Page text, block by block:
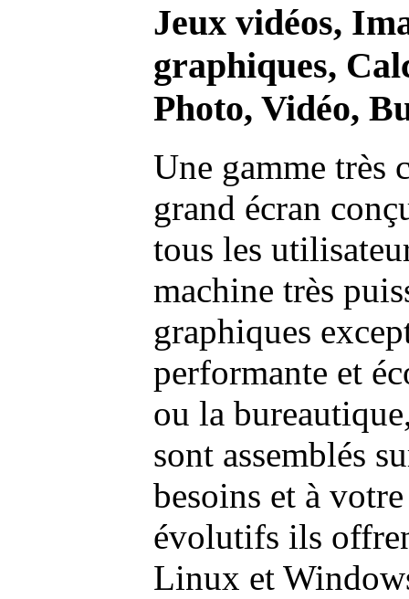
Jeux vidéos,
graphiques,
Photo, Vidéo,
Une gamme très
grand écran
tous les
machine très
graphiques
performante et
ou la
sont assemblés
besoins et à
évolutifs ils
Linux et